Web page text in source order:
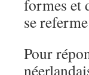
formes et
se
Pour